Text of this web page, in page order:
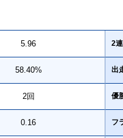
5.96 2
58.40% 出
2回 優
0.16 フ